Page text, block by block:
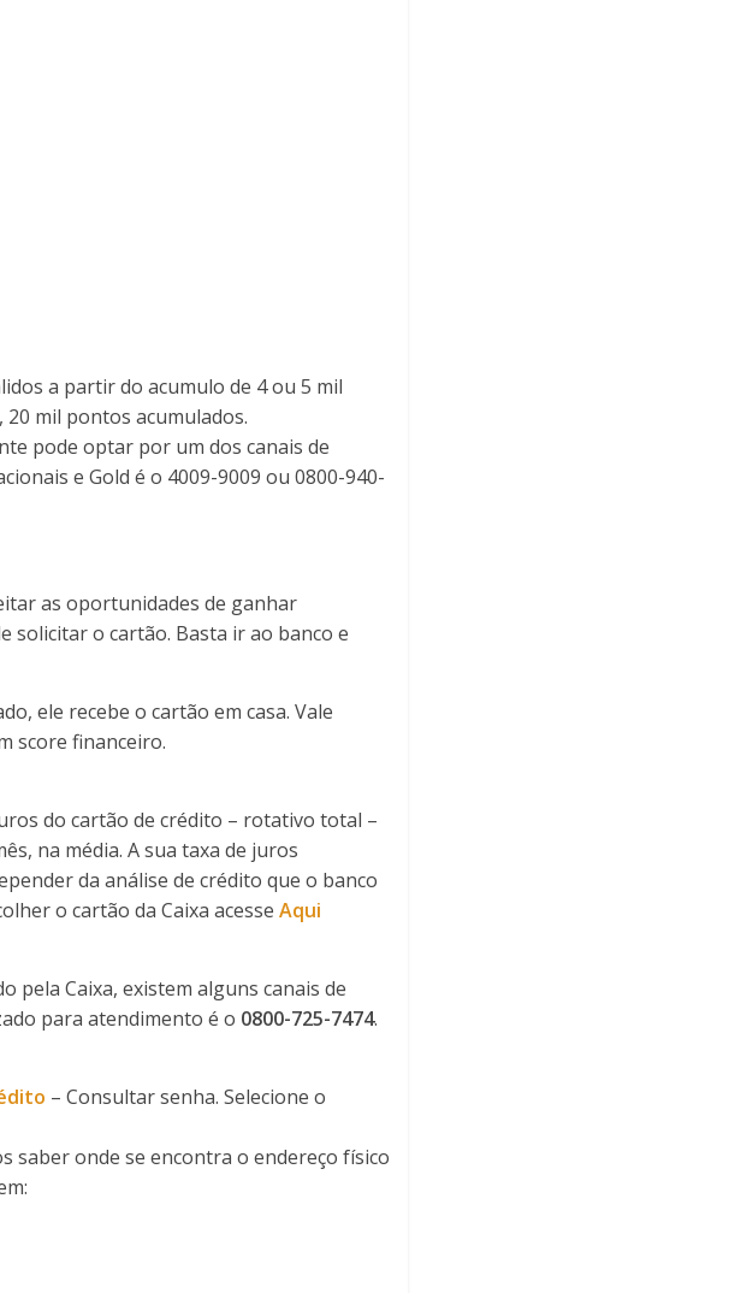
a partir do acumulo de 4 ou 5 mil
mil pontos acumulados.
pode optar por um dos canais de
e Gold é o 4009-9009 ou 0800-940-
as oportunidades de ganhar
solicitar o cartão. Basta ir ao banco e
ele recebe o cartão em casa. Vale
score financeiro.
do cartão de crédito – rotativo total –
na média. A sua taxa de juros
da análise de crédito que o banco
o cartão da Caixa acesse Aqui
pela Caixa, existem alguns canais de
para atendimento é o 0800-725-7474.
– Consultar senha. Selecione o
saber onde se encontra o endereço físico